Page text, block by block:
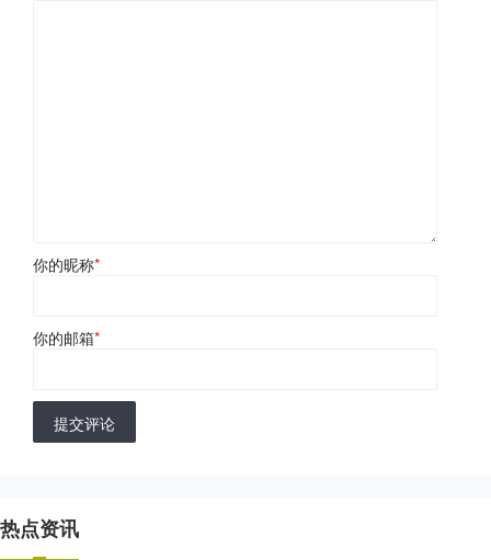
你的昵称*
你的邮箱*
提交评论
热点资讯